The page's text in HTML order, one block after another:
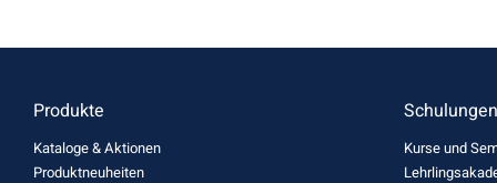
Produkte
Kataloge & Aktionen
Produktneuheiten
Schulungen
Kurse und